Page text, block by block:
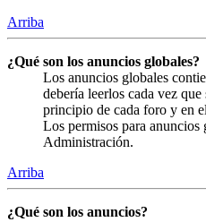
Arriba
¿Qué son los anuncios globales?
Los anuncios globales
debería leerlos cada vez
principio de cada foro y en
Los permisos para
Administración.
Arriba
¿Qué son los anuncios?